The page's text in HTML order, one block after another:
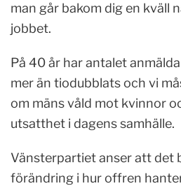
man går bakom dig en kväll
jobbet.
På 40 år har antalet
mer än tiodubblats och vi
om mäns våld mot kvinnor
utsatthet i dagens samhälle.
Vänsterpartiet anser att det
förändring i hur offren